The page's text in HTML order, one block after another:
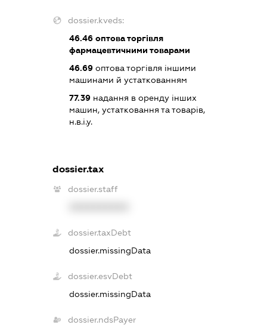
dossier.kveds:
46.46оптова торгівля
фармацевтичними товарами
46.69оптова торгівля іншими
машинами й устаткованням
77.39надання в оренду інших
машин, устатковання та товарів,
н.в.і.у.
dossier.tax
dossier.staff
dossier.taxDebt
dossier.missingData
dossier.esvDebt
dossier.missingData
dossier.ndsPayer